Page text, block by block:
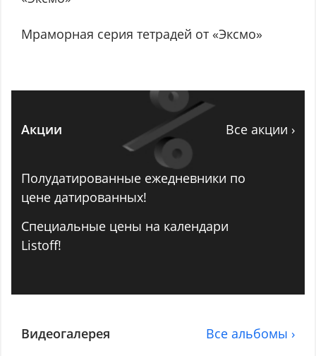
Мраморная серия тетрадей от «Эксмо»
Акции Все акции ›
Полудатированные ежедневники по
цене датированных!
Специальные цены на календари
Listoff!
Видеогалерея Все альбомы ›